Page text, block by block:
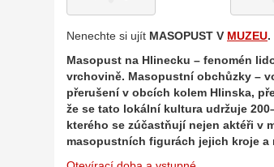
Nenechte si ujít MASOPUST V MUZEU.
Masopust na Hlinecku – fenomén
vrchovině. Masopustní obchůzky –
přerušení v obcích kolem Hlinska,
že se tato lokální kultura udržuje
kterého se zúčastňují nejen aktéři v
masopustních figurách jejich kroje a